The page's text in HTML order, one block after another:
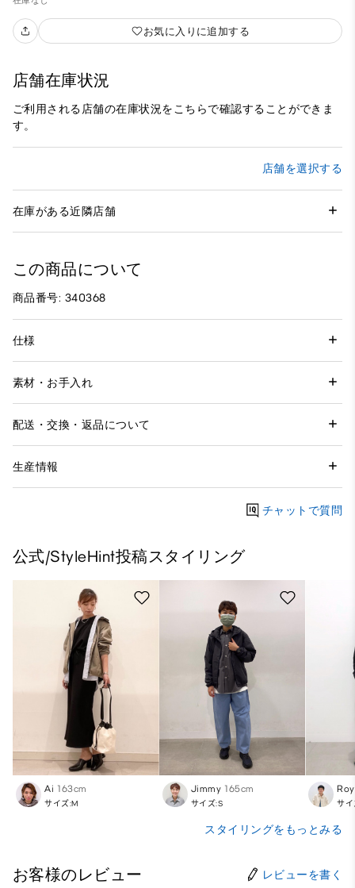
お気に入りに追加する
店舗在庫状況
ご利用される店舗の在庫状況をこちらで確認することができま
す。
店舗を選択する
在庫がある近隣店舗
この商品について
商品番号: 340368
仕様
素材・お手入れ
配送・交換・返品について
生産情報
チャットで質問
公式/StyleHint投稿スタイリング
Ai 163cm
サイズ:M
Jimmy 165cm
サイズ:S サイ
スタイリングをもっとみる
お客様のレビュー レビューを書く